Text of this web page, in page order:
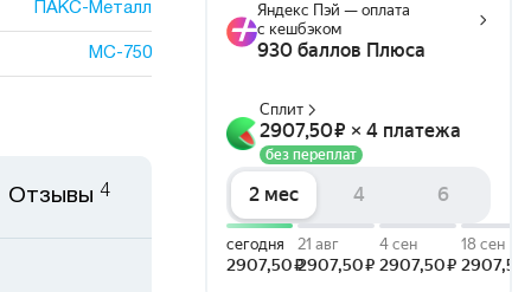
ПАКС-Металл
МС-750
Отзывы 4